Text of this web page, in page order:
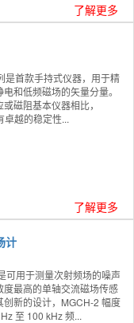
了解更多
是首款手持式仪器，用于精
和低频磁场的矢量分量。
磁阻基本仪器相比，
卓越的稳定性...
了解更多
计
可用于测量次射频场的噪声
度最高的单轴交流磁场传感
创新的设计，MGCH-2 幅度
至 100 kHz 频...